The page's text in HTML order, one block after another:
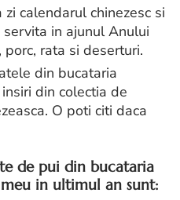
calendarul chinezesc si
in ajunul Anului
rata si deserturi.
din bucataria
din colectia de
O poti citi daca
de pui din bucataria
in ultimul an sunt: